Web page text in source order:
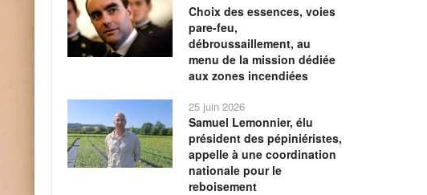
Choix des essences, voies
pare-feu,
débroussaillement, au
menu de la mission dédiée
aux zones incendiées
25 juin 2026
Samuel Lemonnier, élu
président des pépiniéristes,
appelle à une coordination
nationale pour le
reboisement